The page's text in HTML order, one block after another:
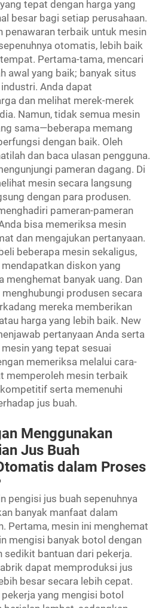
tepat dengan harga yang
besar bagi setiap perusahaan.
penawaran terbaik untuk mesin
otomatis, lebih baik
Pertama-tama, mencari
awal yang baik; banyak situs
Anda dapat
dan melihat merek-merek
Namun, tidak semua mesin
sama—beberapa memang
dengan baik. Oleh
dan baca ulasan pengguna.
pameran dagang. Di
mesin secara langsung
dengan para produsen.
pameran-pameran
bisa memeriksa mesin
dan mengajukan pertanyaan.
beberapa mesin sekaligus,
diskon yang
menghemat banyak uang. Dan
produsen secara
mereka memberikan
harga yang lebih baik. New
pertanyaan Anda serta
yang tepat sesuai
memeriksa melalui cara-
memperoleh mesin terbaik
serta memenuhi
jus buah.
Menggunakan
Jus Buah
dalam Proses
pengisi jus buah sepenuhnya
banyak manfaat dalam
Pertama, mesin ini menghemat
mengisi banyak botol dengan
sedikit bantuan dari pekerja.
dapat memproduksi jus
besar secara lebih cepat.
yang mengisi botol